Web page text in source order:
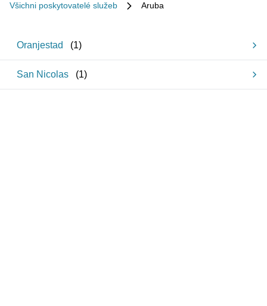
Všichni poskytovatelé služeb Aruba
Oranjestad (1)
San Nicolas (1)